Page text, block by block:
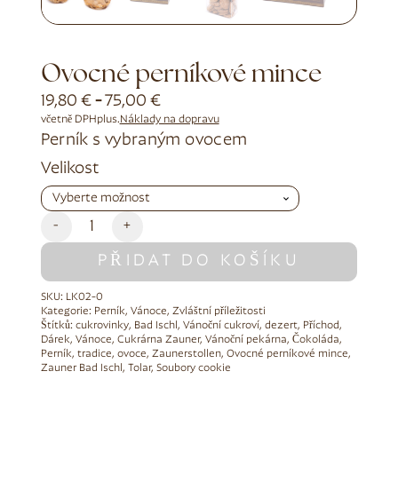
Ovocné perníkové mince
19,80 €-75,00 €
včetně DPH plus.Náklady na dopravu
Perník s vybraným ovocem
Velikost
- +
PŘIDAT DO KOŠÍKU
Alternative:
SKU: LK02-0
Kategorie: Perník, Vánoce, Zvláštní příležitosti
Štítků: cukrovinky, Bad Ischl , Vánoční cukroví, dezert, Příchod,
Dárek, Vánoce, Cukrárna Zauner, Vánoční pekárna, Čokoláda,
Perník, tradice, ovoce, Zaunerstollen, Ovocné perníkové mince,
Zauner Bad Ischl , Tolar, Soubory cookie